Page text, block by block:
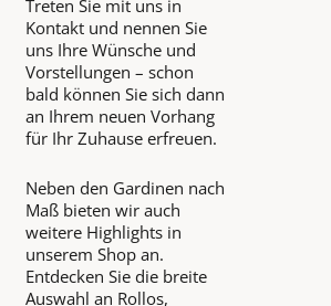
Treten Sie mit uns in
Kontakt und nennen Sie
uns Ihre Wünsche und
Vorstellungen – schon
bald können Sie sich dann
an Ihrem neuen Vorhang
für Ihr Zuhause erfreuen.
Neben den Gardinen nach
Maß bieten wir auch
weitere Highlights in
unserem Shop an.
Entdecken Sie die breite
Auswahl an Rollos,